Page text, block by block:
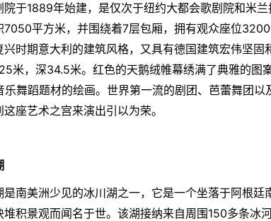
院于1889年始建，是仅次于纽约大都会歌剧院和米
7050平方米，并围绕着7层包厢，拥有观众座位3200
兴时期意大利的建筑风格，又具有德国建筑宏伟坚
米，深34.5米。红色的天鹅绒帷幕绣满了典雅的图
乐舞蹈题材的绘画。世界第一流的剧团、芭蕾舞团
座艺术之宫来演出引以为荣。
是南美洲少见的冰川湖之一，它是一个坐落于阿根廷
堆积景观而闻名于世。该湖接纳来自周围150多条冰